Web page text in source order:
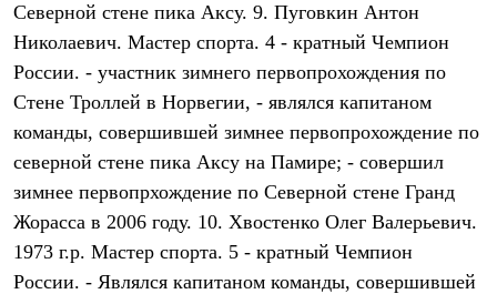
Коврики
Обувь
Женская обувь
Сапоги
Ботинки
Мужская обувь
Ботинки
Кроссовки
Сапоги
Гамаши и бахилы
Гамаши
Бахилы
Тапочки и чуни
Северной стене пика Аксу. 9. Пуговкин Антон
Николаевич. Мастер спорта. 4 - кратный Чемпион
России. - участник зимнего первопрохождения по
Стене Троллей в Норвегии, - являлся капитаном
команды, совершившей зимнее первопрохождение по
северной стене пика Аксу на Памире; - совершил
зимнее первопрхождение по Северной стене Гранд
Жорасса в 2006 году. 10. Хвостенко Олег Валерьевич.
1973 г.р. Мастер спорта. 5 - кратный Чемпион
России. - Являлся капитаном команды, совершившей